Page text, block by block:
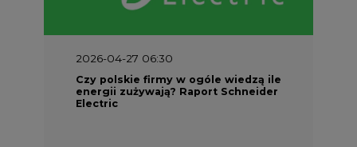
2026-04-27 06:30
Czy polskie firmy w ogóle wiedzą ile
energii zużywają? Raport Schneider
Electric